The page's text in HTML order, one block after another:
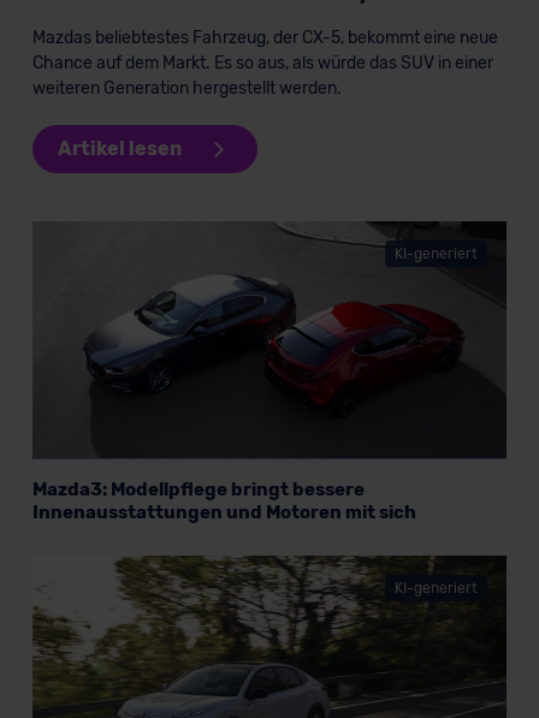
Kommission (Art. 45 Abs. 1 DSGVO), von
Standarddatenschutzklauseln (Art. 46 Abs. 2 lit. c
DSGVO) oder wenn Sie hierzu Ihre Einwilligung freiwillig
Datenschutzklauseln können Sie über den Kontakt zu
unserem Datenschutzbeauftragten unter
Mazdas beliebtestes Fahrzeug, der CX-5, bekommt eine neue
Chance auf dem Markt. Es so aus, als würde das SUV in einer
weiteren Generation hergestellt werden.
Artikel lesen
KI-generiert
Mazda3: Modellpflege bringt bessere
Innenausstattungen und Motoren mit sich
KI-generiert